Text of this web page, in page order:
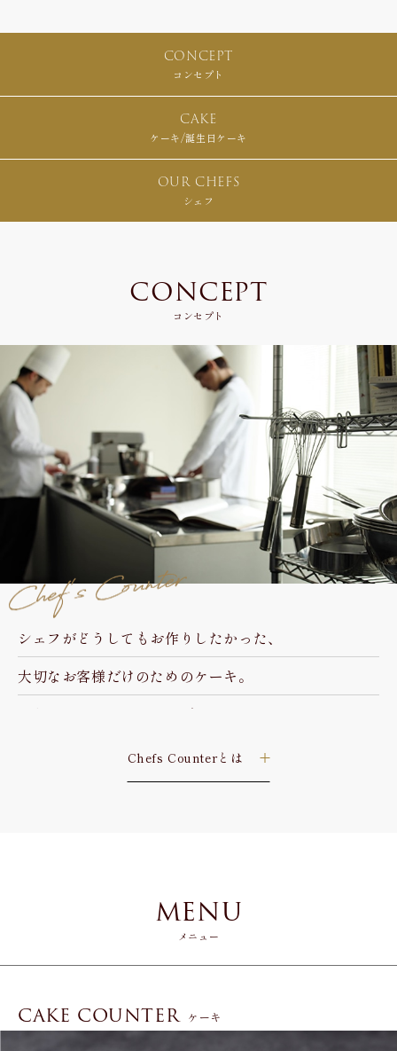
CONCEPT
コンセプト
CAKE
ケーキ/誕生日ケーキ
OUR CHEFS
シェフ
CONCEPT
コンセプト
シェフがどうしてもお作りしたかった、
大切なお客様だけのためのケーキ。
いわば、シェフからのラブレター。
昔からその店の味を愛し、何度も来店してくれるお客様
Chefs Counterとは
MENU
メニュー
CAKE COUNTER ケーキ